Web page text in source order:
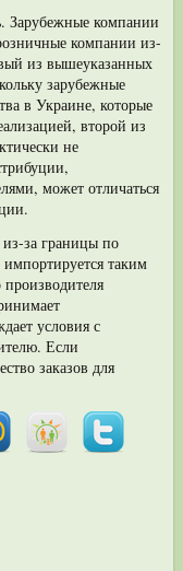
Зарубежные компании
компании из-
из вышеуказанных
зарубежные
в Украине, ко­торые
второй из
не
может отличаться
из-за границы по
таким
условия с
Если
заказов для